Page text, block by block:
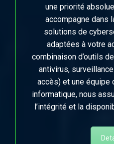
une priorité
accompagne dans
solutions de
adaptées à votre
combinaison d’outils
antivirus,
accès) et une équipe
informatique, nous
l’intégrité et la